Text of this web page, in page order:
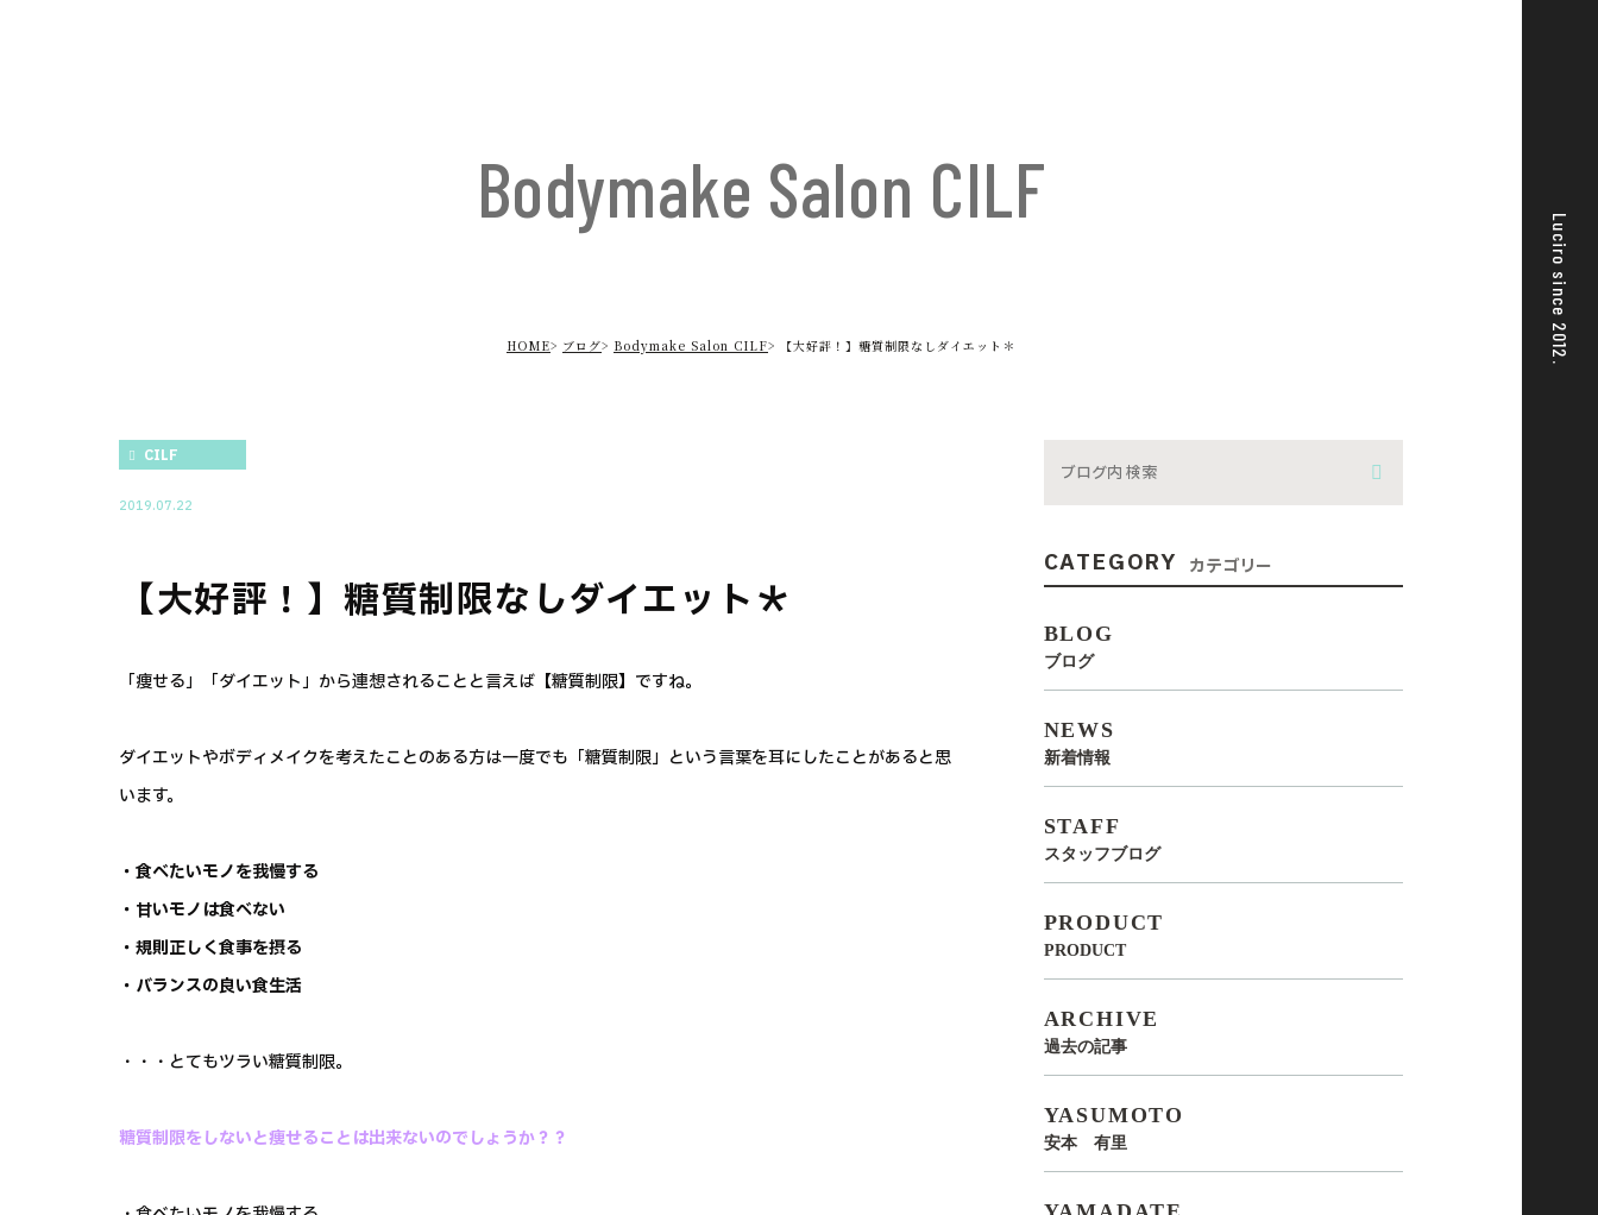
Luciro since 2012.
Bodymake Salon CILF
HOME ブログ Bodymake Salon CILF 【大好評！】糖質制限なしダイエット＊
CILF
2019.07.22
【大好評！】糖質制限なしダイエット＊
「痩せる」「ダイエット」から連想されることと言えば【糖質制限】ですね。
ダイエットやボディメイクを考えたことのある方は一度でも「糖質制限」という言葉を耳にしたことがあると思
います。
・食べたいモノを我慢する
・甘いモノは食べない
・規則正しく食事を摂る
・バランスの良い食生活
・・・とてもツラい糖質制限。
糖質制限をしないと痩せることは出来ないのでしょうか？？
CATEGORY カテゴリー
BLOG
ブログ
NEWS
新着情報
STAFF
スタッフブログ
PRODUCT
PRODUCT
ARCHIVE
過去の記事
YASUMOTO
安本 有里